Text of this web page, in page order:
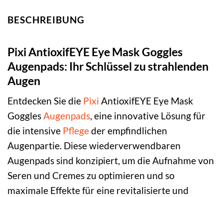
BESCHREIBUNG
Pixi AntioxifEYE Eye Mask Goggles
Augenpads: Ihr Schlüssel zu strahlenden
Augen
Entdecken Sie die Pixi AntioxifEYE Eye Mask
GogglesAugenpads, eine innovative Lösung für
die intensive Pflegeder empfindlichen
Augenpartie. Diese wiederverwendbaren
Augenpads sind konzipiert, um die Aufnahme von
Seren und Cremes zu optimieren und so
maximale Effekte für eine revitalisierte und